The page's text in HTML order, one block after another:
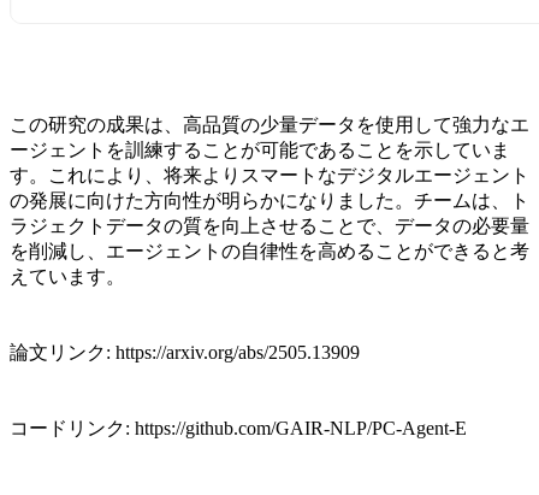
この研究の成果は、高品質の少量データを使用して強力なエ
ージェントを訓練することが可能であることを示していま
す。これにより、将来よりスマートなデジタルエージェント
の発展に向けた方向性が明らかになりました。チームは、ト
ラジェクトデータの質を向上させることで、データの必要量
を削減し、エージェントの自律性を高めることができると考
えています。
論文リンク: https://arxiv.org/abs/2505.13909
コードリンク: https://github.com/GAIR-NLP/PC-Agent-E